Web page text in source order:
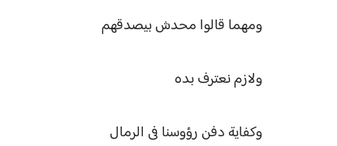
ومهما قالوا محدش بيصدقهم
ولازم نعترف بده
وكفاية دفن رؤوسنا فى الرمال